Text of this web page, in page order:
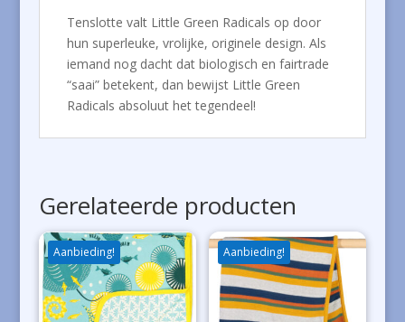
Tenslotte valt Little Green Radicals op door
hun superleuke, vrolijke, originele design. Als
iemand nog dacht dat biologisch en fairtrade
“saai” betekent, dan bewijst Little Green
Radicals absoluut het tegendeel!
Gerelateerde producten
Aanbieding! Aanbieding!